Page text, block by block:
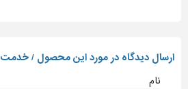
ارسال دیدگاه در مورد این محصول / خدمت
نام